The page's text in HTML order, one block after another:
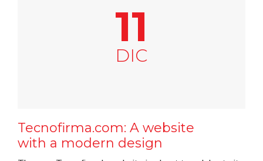
11
DIC
Tecnofirma.com: A website
with a modern design